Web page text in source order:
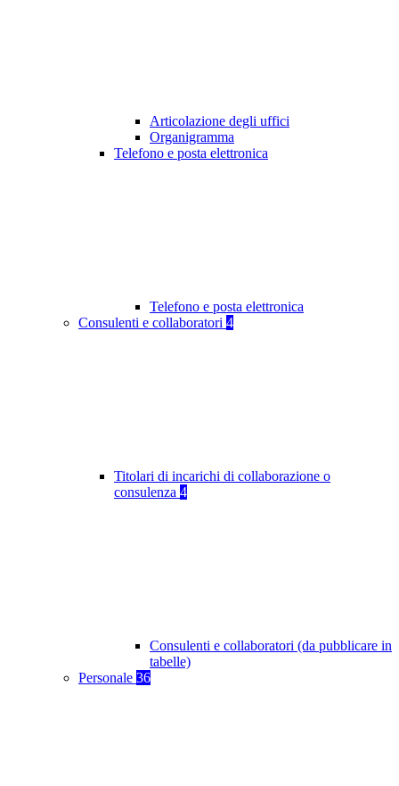
Articolazione degli uffici
Organigramma
Telefono e posta elettronica
Telefono e posta elettronica
Consulenti e collaboratori 4
Titolari di incarichi di collaborazione o
consulenza 4
Consulenti e collaboratori (da pubblicare in
tabelle)
Personale 36